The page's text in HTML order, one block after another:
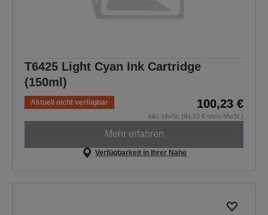
T6425 Light Cyan Ink Cartridge
(150ml)
Aktuell nicht verfügbar 100,23 €
inkl. MwSt. (84,23 € ohne MwSt.)
Mehr erfahren
Verfügbarkeit in Ihrer Nähe